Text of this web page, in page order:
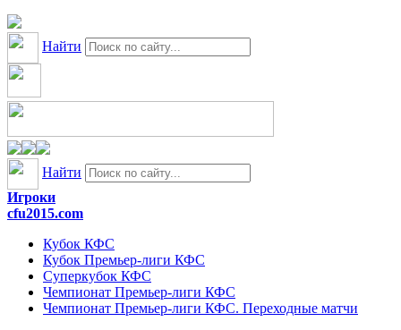
Найти
Найти
Игроки
cfu2015.com
Кубок КФС
Кубок Премьер-лиги КФС
Суперкубок КФС
Чемпионат Премьер-лиги КФС
Чемпионат Премьер-лиги КФС. Переходные матчи